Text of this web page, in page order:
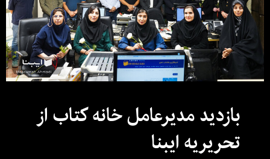
بازدید مدیرعامل خانه کتاب از
تحریریه ایبنا